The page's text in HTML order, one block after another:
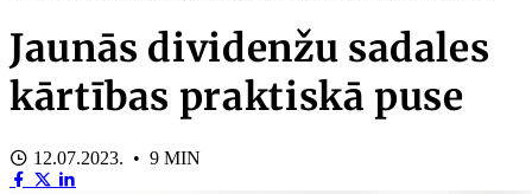
Jaunās dividenžu sadales
kārtības praktiskā puse
12.07.2023. • 9 MIN